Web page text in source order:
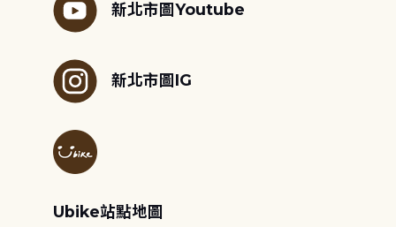
新北市圖Youtube
新北市圖IG
Ubike站點地圖